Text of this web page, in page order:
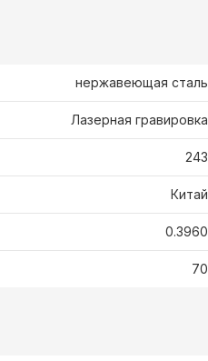
нержавеющая сталь
Лазерная гравировка
243
Китай
0.3960
70